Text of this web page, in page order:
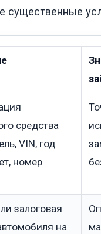
существенные
средства
VIN, год
номер
залоговая
на